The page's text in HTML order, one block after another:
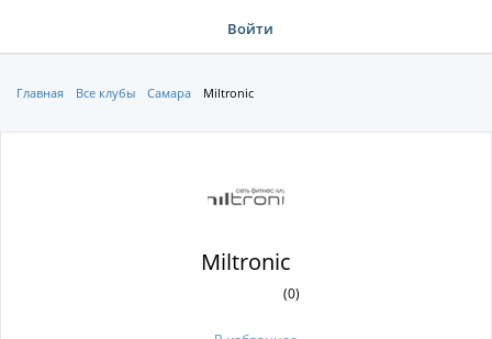
Войти
Главная Все клубы Самара Miltronic
Miltronic
(0)